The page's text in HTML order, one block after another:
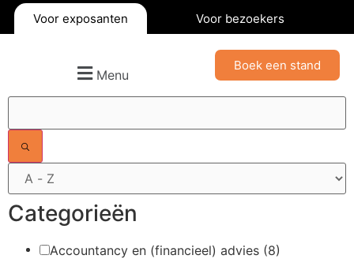
Voor exposanten Voor bezoekers
Menu
Boek een stand
Categorieën
Accountancy en (financieel) advies (8)